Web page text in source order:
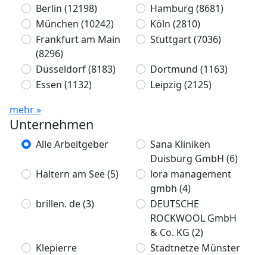
Berlin (12198) Hamburg (8681)
München (10242) Köln (2810)
Frankfurt am Main
(8296)
Stuttgart(7036)
Düsseldorf(8183) Dortmund (1163)
Essen (1132) Leipzig (2125)
mehr »
Unternehmen
Alle Arbeitgeber
Sana Kliniken
Duisburg GmbH (6)
Haltern am See(5)
lora management
gmbh (4)
brillen. de(3)
DEUTSCHE
ROCKWOOL GmbH
& Co. KG (2)
Klepierre
Stadtnetze Münster